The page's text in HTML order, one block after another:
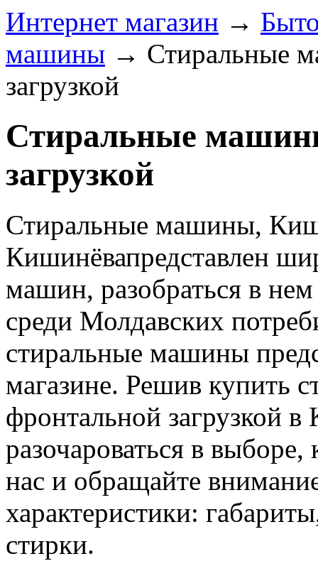
Интернет магазин →
машины → Стиральные
загрузкой
Стиральные
загрузкой
Стиральные машины,
Кишинёвапредставлен
машин, разобраться в
среди Молдавских
стиральные машины
магазине. Решив купить
фронтальной загрузкой
разочароваться в
нас и обращайте
характеристики:
стирки.